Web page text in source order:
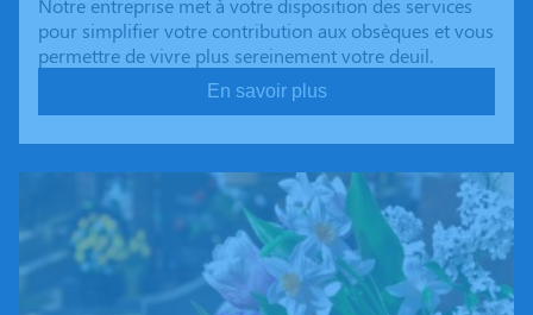
Notre entreprise met à votre disposition des services
pour simplifier votre contribution aux obsèques et vous
permettre de vivre plus sereinement votre deuil.
En savoir plus